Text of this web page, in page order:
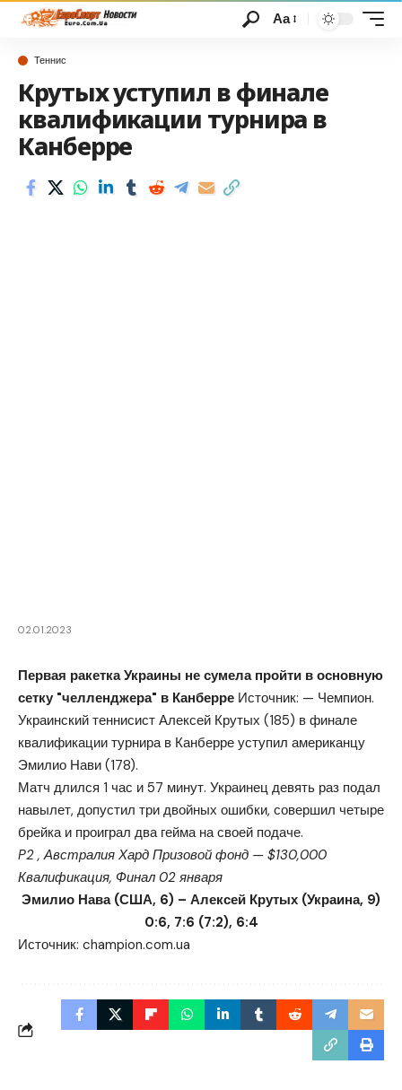
Аа
Теннис
Крутых уступил в финале
квалификации турнира в
Канберре
02.01.2023
Первая ракетка Украины не сумела пройти в основную
сетку "челленджера" в Канберре Источник: — Чемпион.
Украинский теннисист Алексей Крутых (185) в финале
квалификации турнира в Канберре уступил американцу
Эмилио Нави (178).
Матч длился 1 час и 57 минут. Украинец девять раз подал
навылет, допустил три двойных ошибки, совершил четыре
брейка и проиграл два гейма на своей подаче.
P2 , Австралия Хард Призовой фонд — $130,000
Квалификация, Финал 02 января
Эмилио Нава (США, 6) – Алексей Крутых (Украина, 9)
0:6, 7:6 (7:2), 6:4
Источник: champion.com.ua